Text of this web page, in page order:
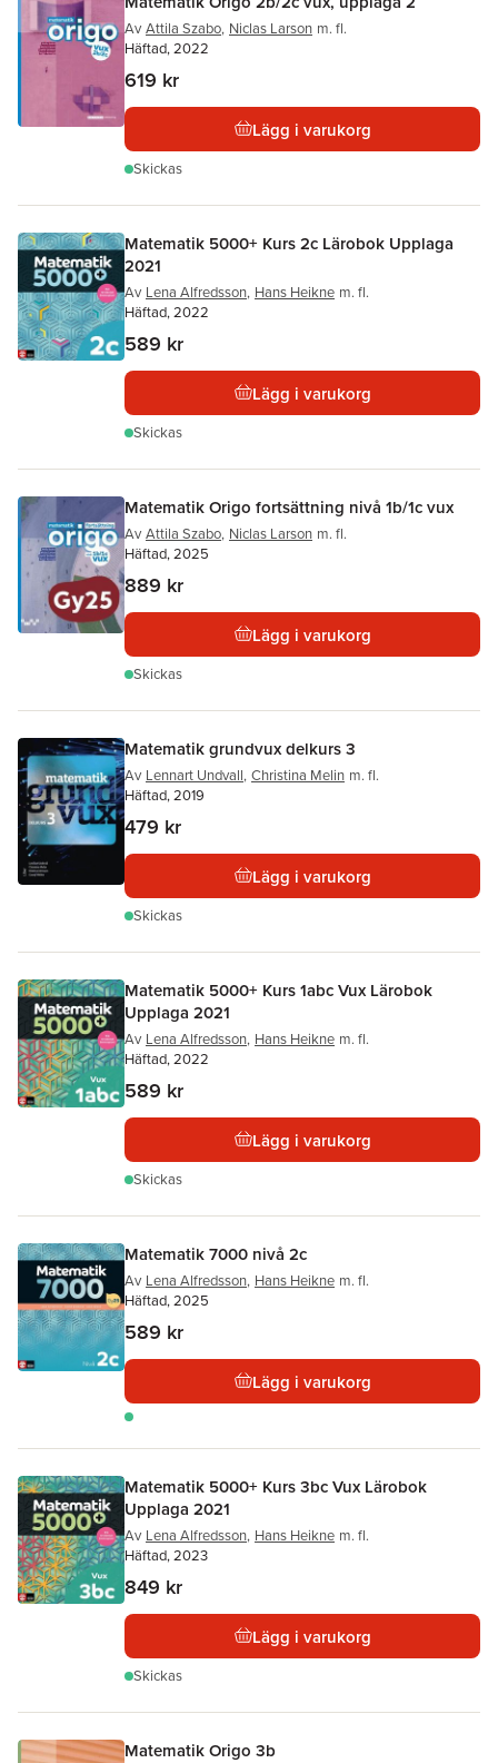
Av Attila Szabo, Niclas Larson m. fl.
Häftad, 2022
619 kr
Lägg i varukorg
Skickas
Matematik 5000+ Kurs 2c Lärobok Upplaga
2021
Av Lena Alfredsson, Hans Heikne m. fl.
Häftad, 2022
589 kr
Lägg i varukorg
Skickas
Matematik Origo fortsättning nivå 1b/1c vux
Av Attila Szabo, Niclas Larson m. fl.
Häftad, 2025
889 kr
Lägg i varukorg
Skickas
Matematik grundvux delkurs 3
Av Lennart Undvall, Christina Melin m. fl.
Häftad, 2019
479 kr
Lägg i varukorg
Skickas
Matematik 5000+ Kurs 1abc Vux Lärobok
Upplaga 2021
Av Lena Alfredsson, Hans Heikne m. fl.
Häftad, 2022
589 kr
Lägg i varukorg
Skickas
Matematik 7000 nivå 2c
Av Lena Alfredsson, Hans Heikne m. fl.
Häftad, 2025
589 kr
Lägg i varukorg
Matematik 5000+ Kurs 3bc Vux Lärobok
Upplaga 2021
Av Lena Alfredsson, Hans Heikne m. fl.
Häftad, 2023
849 kr
Lägg i varukorg
Skickas
Matematik Origo 3b